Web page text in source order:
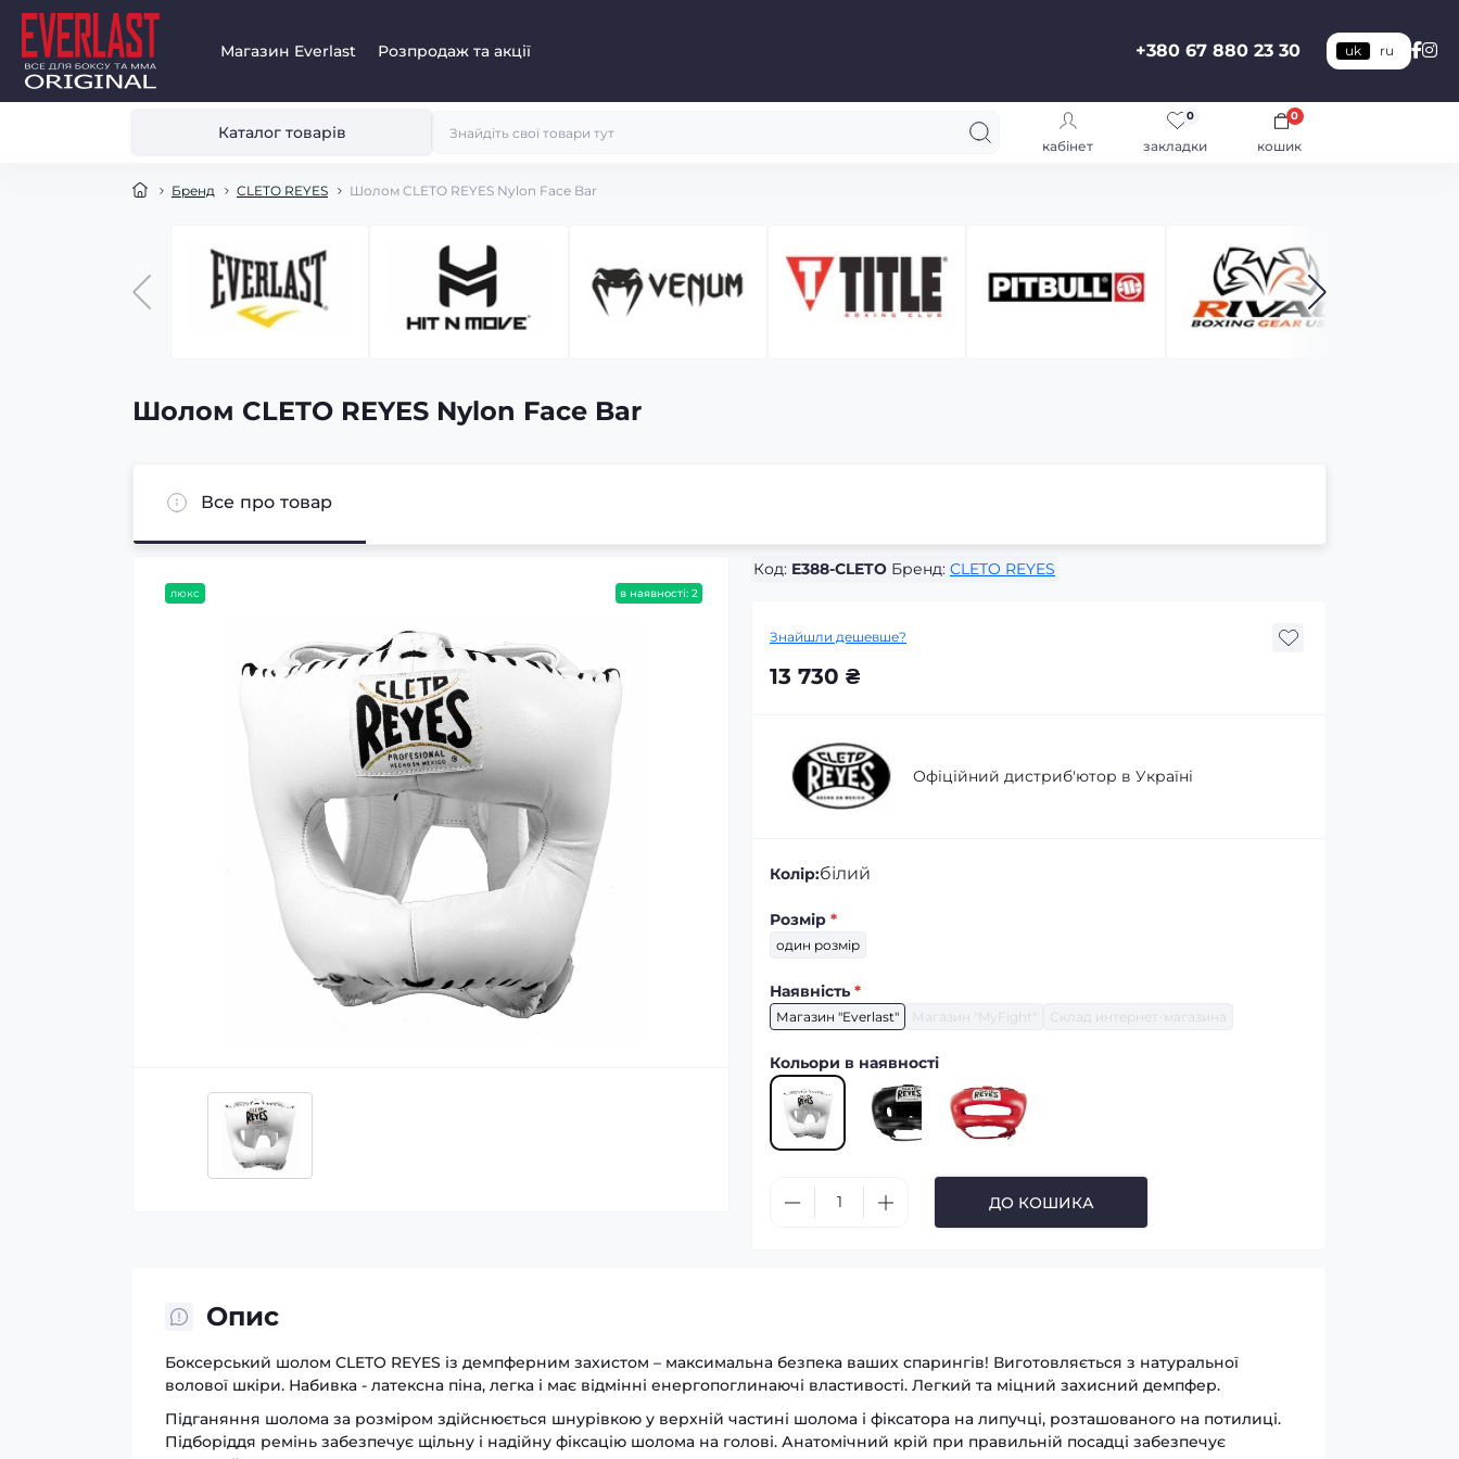
Магазин Everlast Розпродаж та акції +380 67 880 23 30 uk ru
Каталог товарів
кабінет закладки
0
кошик
0
Бренд CLETO REYES Шолом CLETO REYES Nylon Face Bar
Шолом CLETO REYES Nylon Face Bar
Все про товар
люкс в наявності: 2
Код: E388-CLETO Бренд: CLETO REYES
Знайшли дешевше?
13 730 ₴
Офіційний дистриб'ютор в Україні
Колір:білий
Розмір *
один розмір
Наявність *
Магазин "Everlast" Магазин "MyFight" Склад интернет-магазина
Кольори в наявності
ДО КОШИКА
Опис
Боксерський шолом CLETO REYES із демпферним захистом – максимальна безпека ваших спарингів! Виготовляється з натуральної
волової шкіри. Набивка - латексна піна, легка і має відмінні енергопоглинаючі властивості. Легкий та міцний захисний демпфер.
Підганяння шолома за розміром здійснюється шнурівкою у верхній частині шолома і фіксатора на липучці, розташованого на потилиці.
Підборіддя ремінь забезпечує щільну і надійну фіксацію шолома на голові. Анатомічний крій при правильній посадці забезпечує